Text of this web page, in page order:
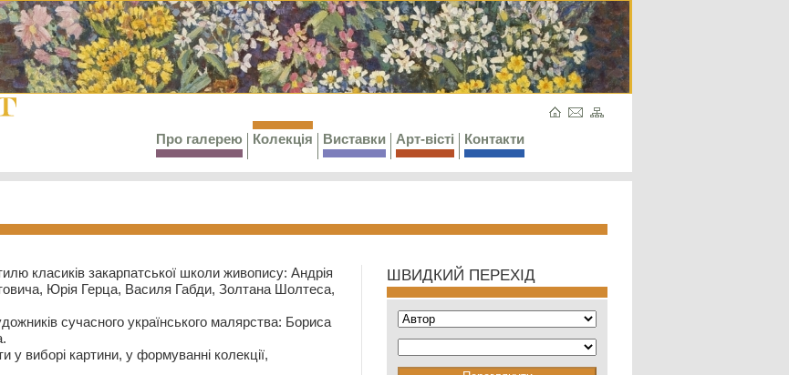
Про галерею Колекція Виставки Арт-вісті Контакти
класиків закарпатської школи живопису: Андрія
Юрія Герца, Василя Габди, Золтана Шолтеса,
сучасного українського малярства: Бориса
у виборі картини, у формуванні колекції,
ШВИДКИЙ ПЕРЕХІД